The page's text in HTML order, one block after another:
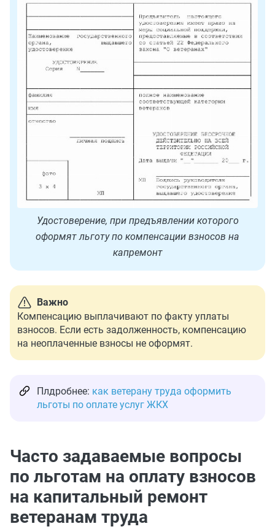
Удостоверение, при предъявлении которого
оформят льготу по компенсации взносов на
капремонт
Важно
Компенсацию выплачивают по факту уплаты
взносов. Если есть задолженность, компенсацию
на неоплаченные взносы не оформят.
Плдробнее: как ветерану труда оформить
льготы по оплате услуг ЖКХ
Часто задаваемые вопросы
по льготам на оплату взносов
на капитальный ремонт
ветеранам труда